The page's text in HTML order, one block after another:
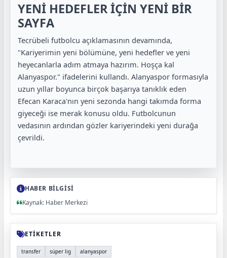
YENİ HEDEFLER İÇİN YENİ BİR
SAYFA
Tecrübeli futbolcu açıklamasının devamında,
"Kariyerimin yeni bölümüne, yeni hedefler ve yeni
heyecanlarla adım atmaya hazırım. Hoşça kal
Alanyaspor." ifadelerini kullandı. Alanyaspor formasıyla
uzun yıllar boyunca birçok başarıya tanıklık eden
Efecan Karaca'nın yeni sezonda hangi takımda forma
giyeceği ise merak konusu oldu. Futbolcunun
vedasının ardından gözler kariyerindeki yeni durağa
çevrildi.
HABER BİLGİSİ
Kaynak: Haber Merkezi
ETİKETLER
transfer süper lig alanyaspor